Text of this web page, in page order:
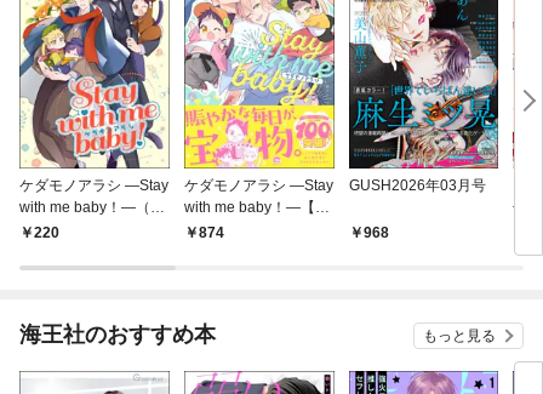
ケダモノアラシ ―Stay
with me baby！―（分
冊版） 【第1話】
220
ケダモノアラシ ―Stay
with me baby！―【電
子限定かきおろし漫画
874
GUSH2026年03月号
968
子
海王社のおすすめ本 もっと見る